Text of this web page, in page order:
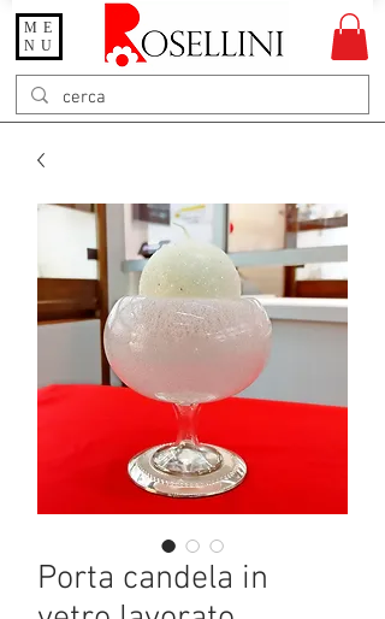
Gioielleria Rosellini
Rosellini online
ME
NU
Porta candela in